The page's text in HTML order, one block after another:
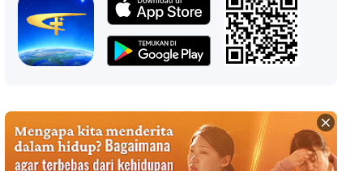
33:46
Kesaksian Rohani, Ep. 370:
Jangan Biarkan Kemalasan
Kesaksian Rohani, Ep. 246:
Cerita di Balik Penganiayaan
Keluarga